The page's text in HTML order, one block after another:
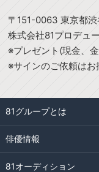
〒151-0063 東京都
株式会社81プロデ
※プレゼント(現金、
※サインのご依頼はお
81グループとは
俳優情報
81オーディション